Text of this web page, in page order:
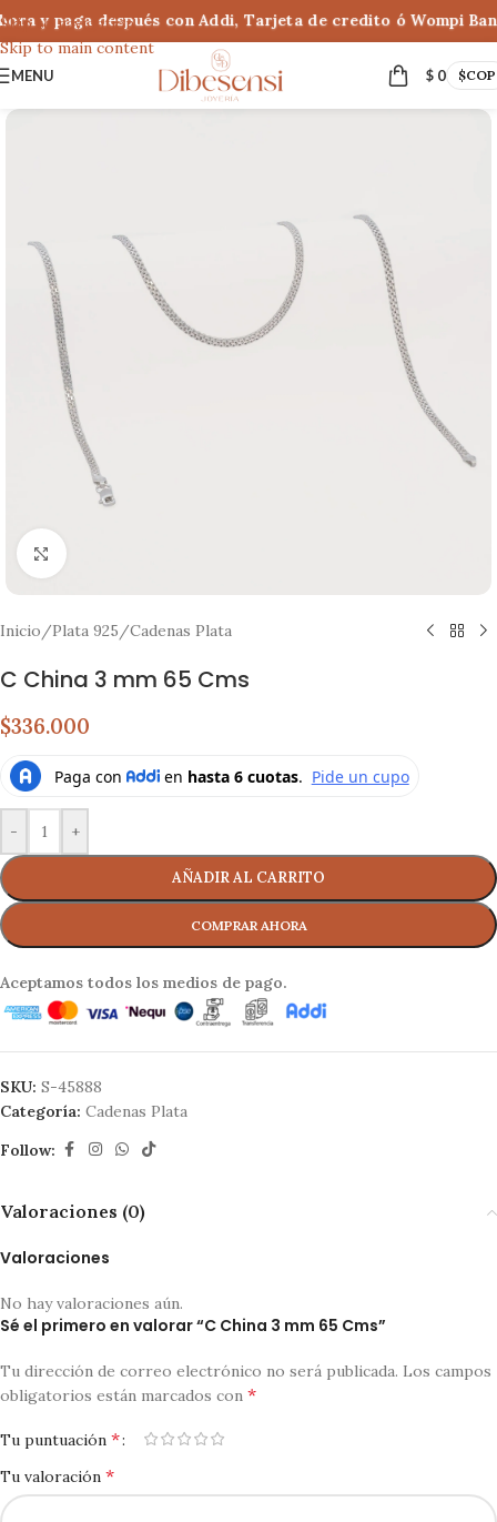
Skip to navigation
Skip to main content
y paga después con Addi, Tarjeta de credito ó Wompi
MENU $0 $COP
Click to enlarge
Inicio/Plata 925/Cadenas Plata
C China 3 mm 65 Cms
$336.000
- +
AÑADIR AL CARRITO
Aceptamos todos los medios de pago.
SKU: S-45888
Categoría: Cadenas Plata
Follow:
Valoraciones (0)
Valoraciones
No hay valoraciones aún.
Sé el primero en valorar “C China 3 mm 65 Cms”
Tu dirección de correo electrónico no será publicada. Los campos
obligatorios están marcados con *
Tu puntuación *
Tu valoración *